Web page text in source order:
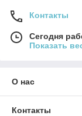
Контакты
Сегодня
Показать
О нас
Контакты